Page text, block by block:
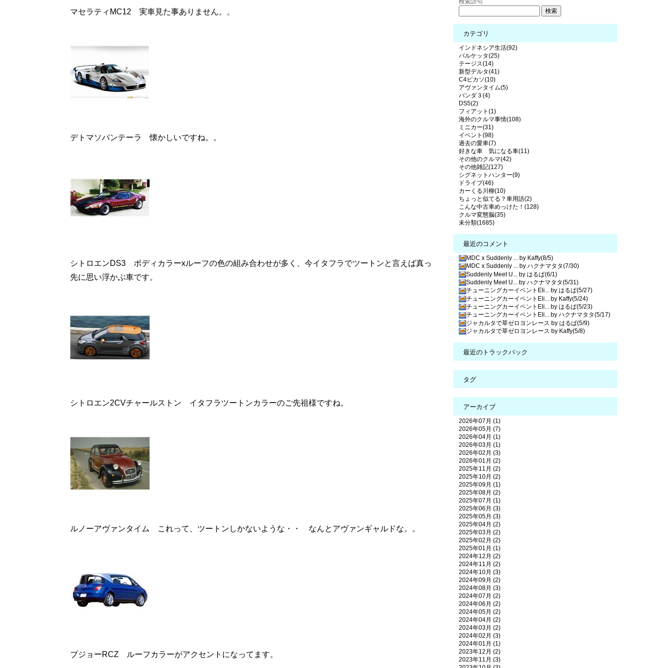
マセラティMC12 実車見た事ありません。。
デトマソパンテーラ 懐かしいですね。。
シトロエンDS3 ボディカラーxルーフの色の組み合わせが多く、今イタフラでツートンと言えば真っ
先に思い浮かぶ車です。
シトロエン2CVチャールストン イタフラツートンカラーのご先祖様ですね。
ルノーアヴァンタイム これって、ツートンしかないような・・ なんとアヴァンギャルドな。。
プジョーRCZ ルーフカラーがアクセントになってます。
検索語句
カテゴリ
インドネシア生活(92)
バルケッタ(25)
テージス(14)
新型デルタ(41)
C4ピカソ(10)
アヴァンタイム(5)
パンダ３(4)
DS5(2)
フィアット(1)
海外のクルマ事情(108)
ミニカー(31)
イベント(98)
過去の愛車(7)
好きな車 気になる車(11)
その他のクルマ(42)
その他雑記(127)
シグネットハンター(9)
ドライブ(46)
カーくる川柳(10)
ちょっと似てる？車用語(2)
こんな中古車めっけた！(128)
クルマ変態脳(35)
未分類(1685)
最近のコメント
MDC x Suddenly ... by Kaffy(8/5)
MDC x Suddenly ... by ハクナマタタ(7/30)
Suddenly Meet U... by はるぱ(6/1)
Suddenly Meet U... by ハクナマタタ(5/31)
チューニングカーイベントEli... by はるぱ(5/27)
チューニングカーイベントEli... by Kaffy(5/24)
チューニングカーイベントEli... by はるぱ(5/23)
チューニングカーイベントEli... by ハクナマタタ(5/17)
ジャカルタで草ゼロヨンレース by はるぱ(5/9)
ジャカルタで草ゼロヨンレース by Kaffy(5/8)
最近のトラックバック
タグ
アーカイブ
2026年07月 (1)
2026年05月 (7)
2026年04月 (1)
2026年03月 (1)
2026年02月 (3)
2026年01月 (2)
2025年11月 (2)
2025年10月 (2)
2025年09月 (1)
2025年08月 (2)
2025年07月 (1)
2025年06月 (3)
2025年05月 (3)
2025年04月 (2)
2025年03月 (2)
2025年02月 (2)
2025年01月 (1)
2024年12月 (2)
2024年11月 (2)
2024年10月 (3)
2024年09月 (2)
2024年08月 (3)
2024年07月 (2)
2024年06月 (2)
2024年05月 (2)
2024年04月 (2)
2024年03月 (2)
2024年02月 (3)
2024年01月 (1)
2023年12月 (2)
2023年11月 (3)